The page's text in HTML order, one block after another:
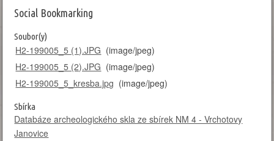
Social Bookmarking
Soubor(y)
H2-199005_5 (1).JPG (image/jpeg)
H2-199005_5 (2).JPG (image/jpeg)
H2-199005_5_kresba.jpg (image/jpeg)
Sbírka
Databáze archeologického skla ze sbírek NM 4 - Vrchotovy
Janovice